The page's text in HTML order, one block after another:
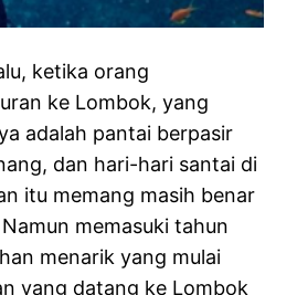
ketika orang
ke Lombok, yang
adalah pantai berpasir
dan hari-hari santai di
itu memang masih benar
memasuki tahun
menarik yang mulai
yang datang ke Lombok